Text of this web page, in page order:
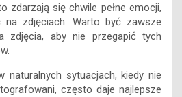
zdarzają się chwile pełne emocji,
na zdjęciach. Warto być zawsze
zdjęcia, aby nie przegapić tych
naturalnych sytuacjach, kiedy nie
często daje najlepsze